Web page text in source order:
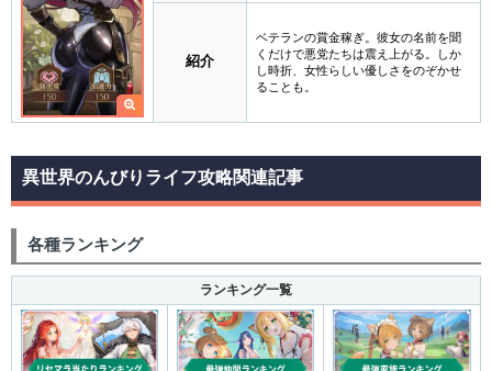
紹介
ベテランの賞金稼ぎ。彼女の名前を聞
くだけで悪党たちは震え上がる。しか
し時折、女性らしい優しさをのぞかせ
ることも。
異世界のんびりライフ攻略関連記事
各種ランキング
ランキング一覧